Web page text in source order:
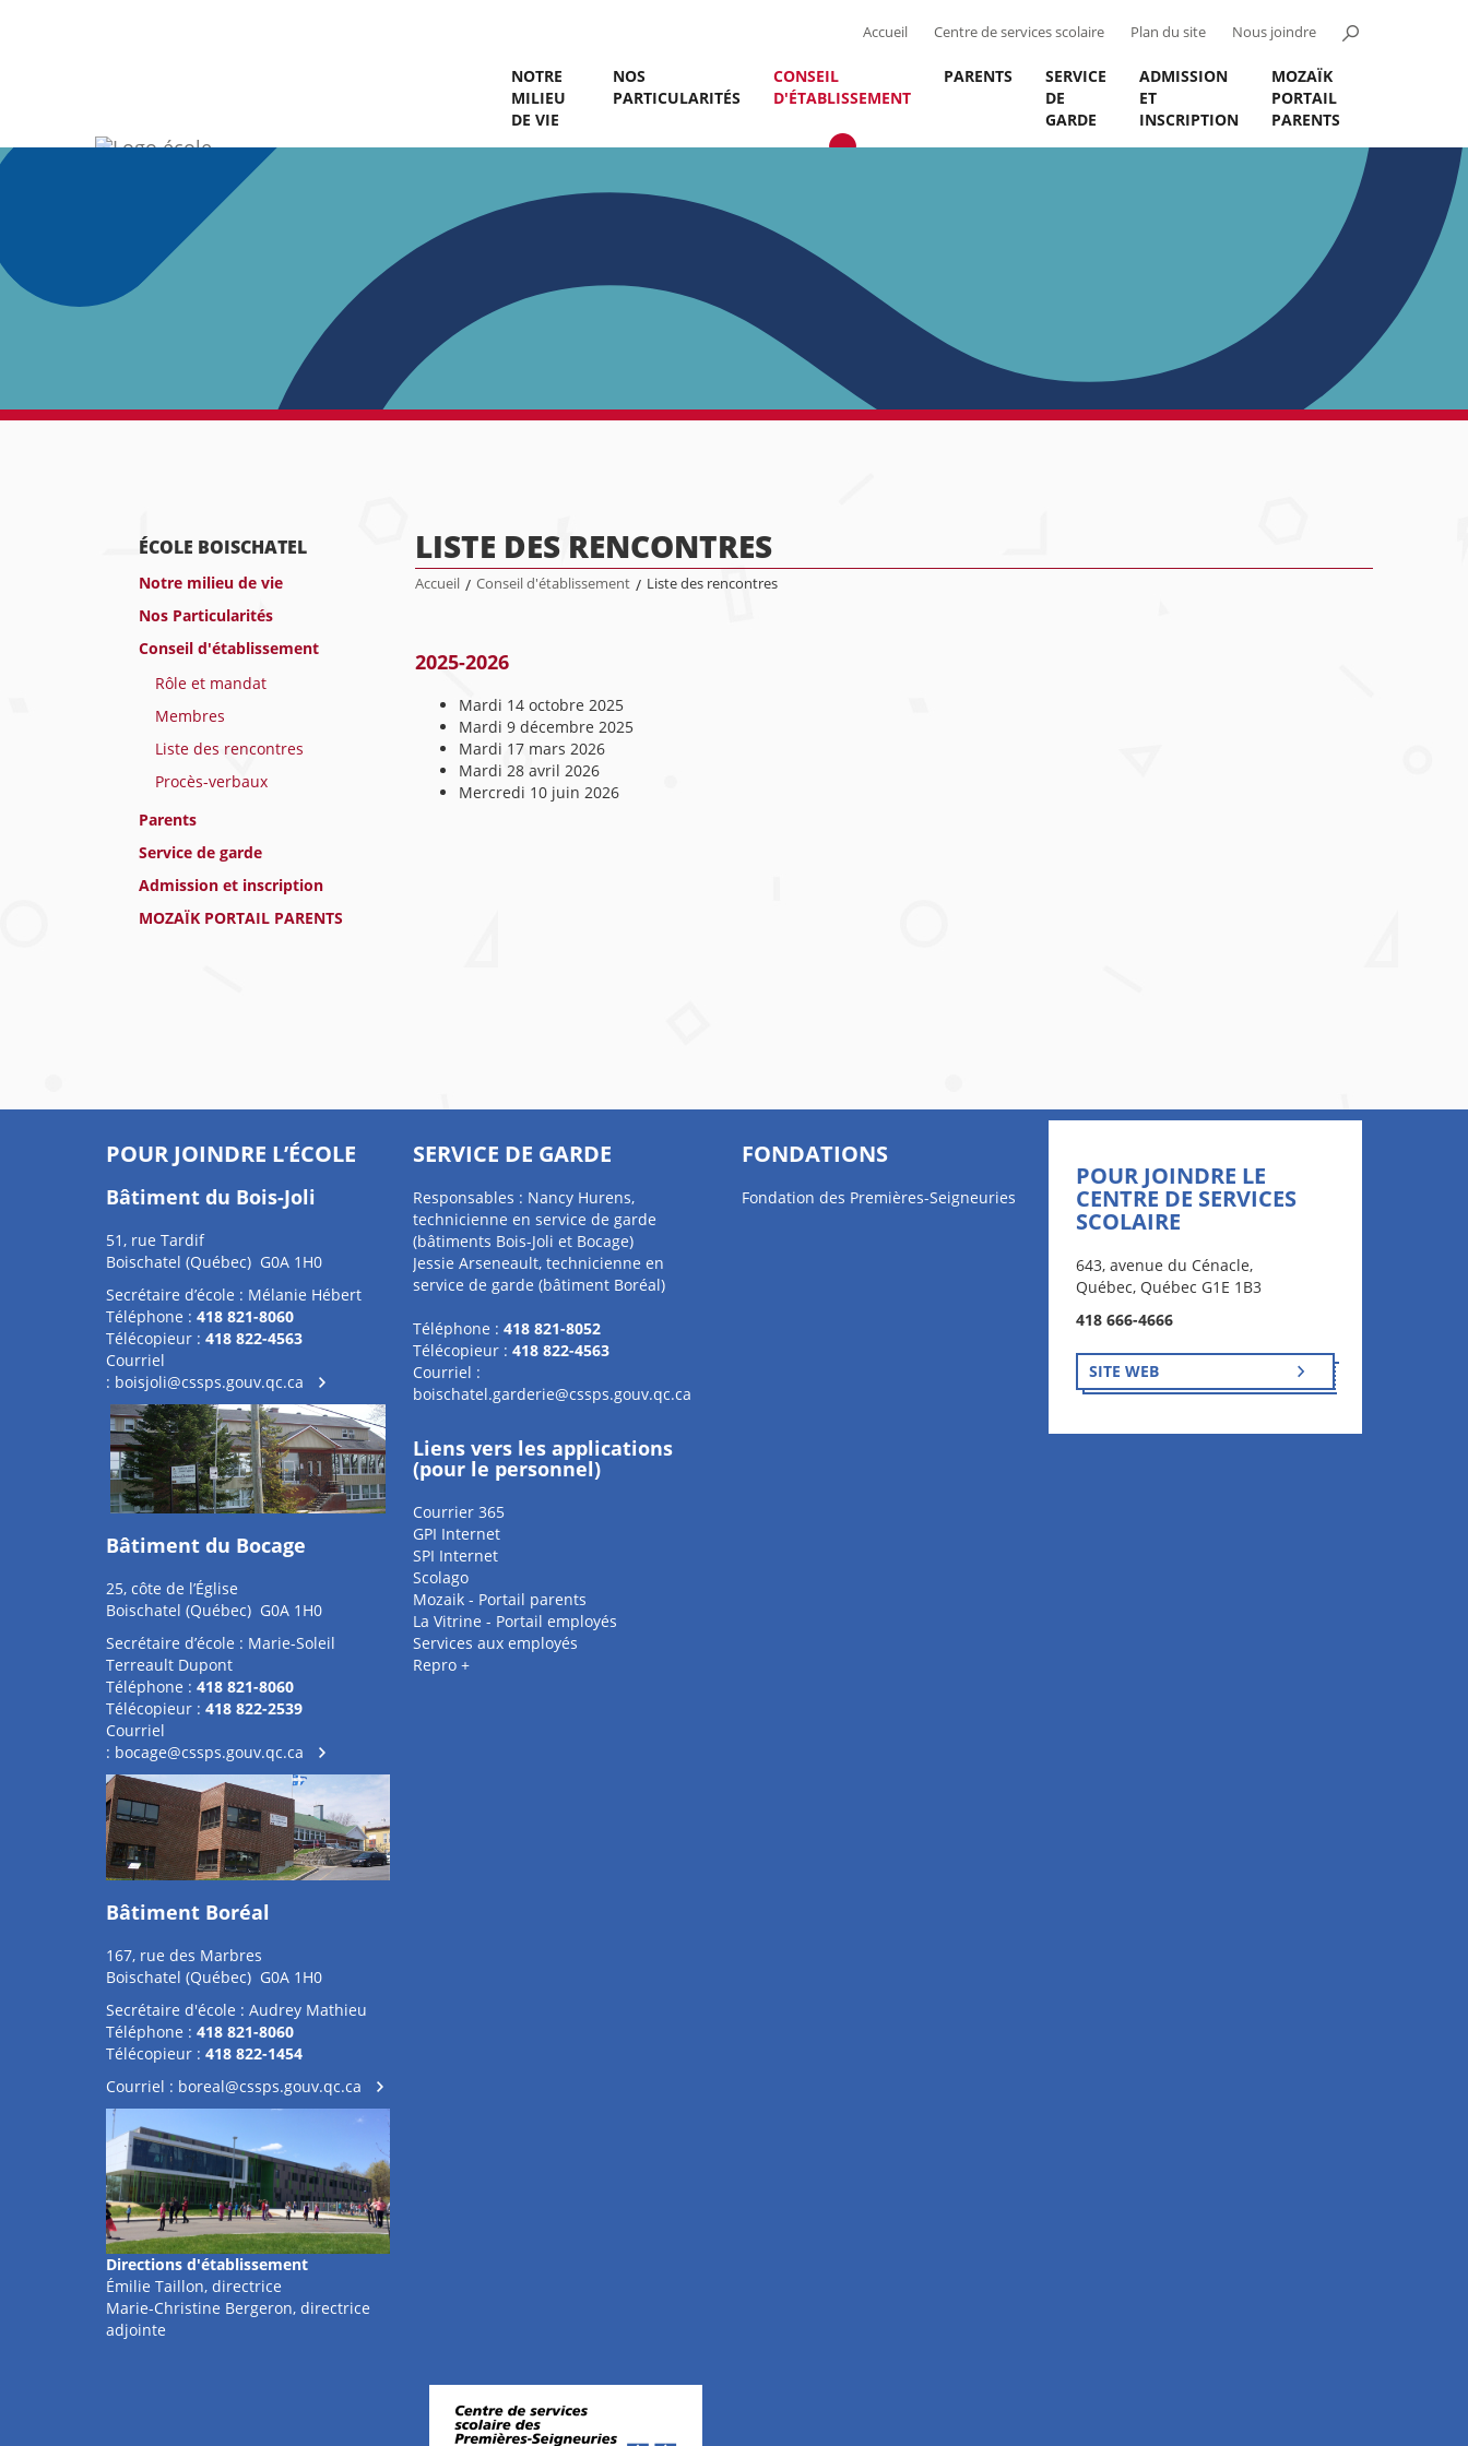
Accueil Centre de services scolaire Plan du site Nous joindre
NOTRE
MILIEU
DE VIE
NOS
PARTICULARITÉS
CONSEIL
D'ÉTABLISSEMENT
PARENTS
SERVICE
DE
GARDE
ADMISSION
ET
INSCRIPTION
MOZAÏK
PORTAIL
PARENTS
ÉCOLE BOISCHATEL
Notre milieu de vie
Nos Particularités
Conseil d'établissement
Rôle et mandat
Membres
Liste des rencontres
Procès-verbaux
Parents
Service de garde
Admission et inscription
MOZAÏK PORTAIL PARENTS
LISTE DES RENCONTRES
Accueil / Conseil d'établissement / Liste des rencontres
2025-2026
Mardi 14 octobre 2025
Mardi 9 décembre 2025
Mardi 17 mars 2026
Mardi 28 avril 2026
Mercredi 10 juin 2026
POUR JOINDRE L’ÉCOLE
Bâtiment du Bois-Joli
51, rue Tardif
Boischatel (Québec) G0A 1H0
Secrétaire d’école : Mélanie Hébert
Téléphone : 418 821-8060
Télécopieur : 418 822-4563
Courriel
: boisjoli@cssps.gouv.qc.ca
Bâtiment du Bocage
25, côte de l’Église
Boischatel (Québec) G0A 1H0
Secrétaire d’école : Marie-Soleil
Terreault Dupont
Téléphone : 418 821-8060
Télécopieur : 418 822-2539
Courriel
: bocage@cssps.gouv.qc.ca
Bâtiment Boréal
167, rue des Marbres
Boischatel (Québec) G0A 1H0
Secrétaire d'école : Audrey Mathieu
Téléphone : 418 821-8060
Télécopieur : 418 822-1454
Courriel : boreal@cssps.gouv.qc.ca
Directions d'établissement
Émilie Taillon, directrice
Marie-Christine Bergeron, directrice
adjointe
SERVICE DE GARDE
Responsables : Nancy Hurens,
technicienne en service de garde
(bâtiments Bois-Joli et Bocage)
Jessie Arseneault, technicienne en
service de garde (bâtiment Boréal)
Téléphone : 418 821-8052
Télécopieur : 418 822-4563
Courriel :
boischatel.garderie@cssps.gouv.qc.ca
Liens vers les applications
(pour le personnel)
Courrier 365
GPI Internet
SPI Internet
Scolago
Mozaik - Portail parents
La Vitrine - Portail employés
Services aux employés
Repro +
FONDATIONS
Fondation des Premières-Seigneuries
POUR JOINDRE LE
CENTRE DE SERVICES
SCOLAIRE
643, avenue du Cénacle,
Québec, Québec G1E 1B3
418 666-4666
SITE WEB